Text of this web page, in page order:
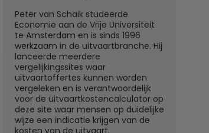
Peter van Schaik studeerde
Economie aan de Vrije Universiteit
te Amsterdam en is sinds 1996
werkzaam in de uitvaartbranche. Hij
lanceerde meerdere
vergelijkingssites waar
uitvaartoffertes kunnen worden
vergeleken en is verantwoordelijk
voor de uitvaartkostencalculator op
deze site waar mensen op duidelijke
wijze een indicatie krijgen van de